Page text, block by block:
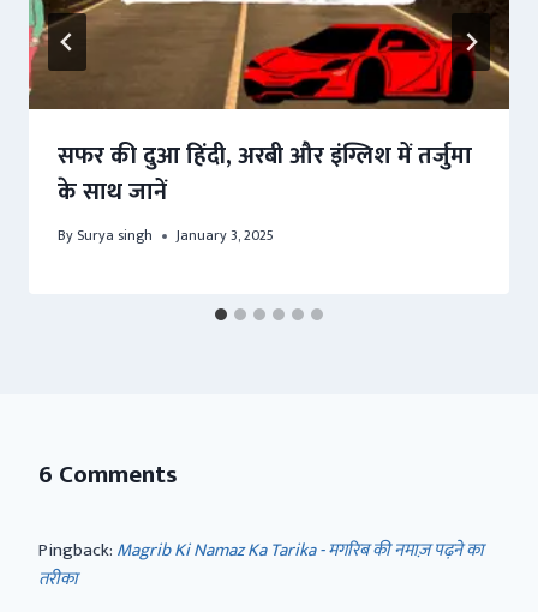
सफर की दुआ हिंदी, अरबी और इंग्लिश में तर्जुमा
के साथ जानें
By Surya singh January 3, 2025
6 Comments
Pingback: Magrib Ki Namaz Ka Tarika - मगरिब की नमाज़ पढ़ने का
तरीका